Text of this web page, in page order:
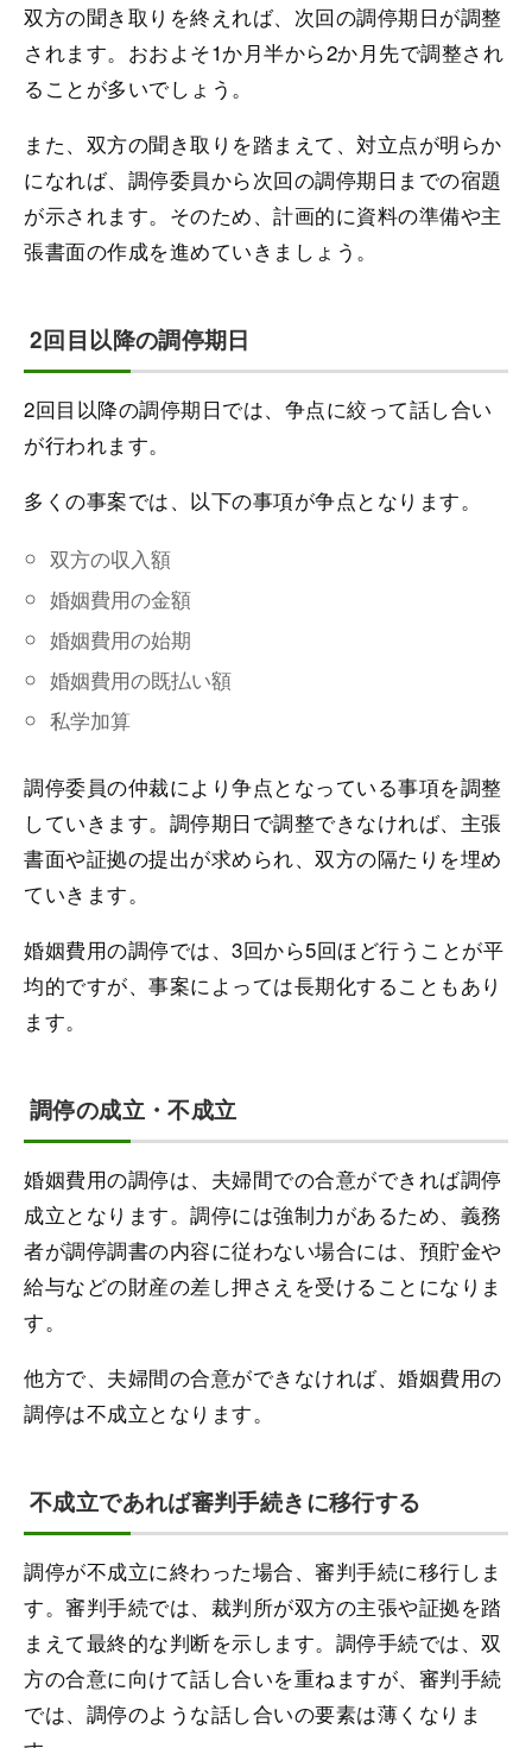
双方の聞き取りを終えれば、次回の調停期日が調整
されます。おおよそ1か月半から2か月先で調整され
ることが多いでしょう。
また、双方の聞き取りを踏まえて、対立点が明らか
になれば、調停委員から次回の調停期日までの宿題
が示されます。そのため、計画的に資料の準備や主
張書面の作成を進めていきましょう。
2回目以降の調停期日
2回目以降の調停期日では、争点に絞って話し合い
が行われます。
多くの事案では、以下の事項が争点となります。
双方の収入額
婚姻費用の金額
婚姻費用の始期
婚姻費用の既払い額
私学加算
調停委員の仲裁により争点となっている事項を調整
していきます。調停期日で調整できなければ、主張
書面や証拠の提出が求められ、双方の隔たりを埋め
ていきます。
婚姻費用の調停では、3回から5回ほど行うことが平
均的ですが、事案によっては長期化することもあり
ます。
調停の成立・不成立
婚姻費用の調停は、夫婦間での合意ができれば調停
成立となります。調停には強制力があるため、義務
者が調停調書の内容に従わない場合には、預貯金や
給与などの財産の差し押さえを受けることになりま
す。
他方で、夫婦間の合意ができなければ、婚姻費用の
調停は不成立となります。
不成立であれば審判手続きに移行する
調停が不成立に終わった場合、審判手続に移行しま
す。審判手続では、裁判所が双方の主張や証拠を踏
まえて最終的な判断を示します。調停手続では、双
方の合意に向けて話し合いを重ねますが、審判手続
では、調停のような話し合いの要素は薄くなりま